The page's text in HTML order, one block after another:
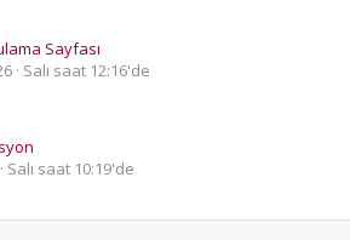
Sayfası
Salı saat 12:16'de
Salı saat 10:19'de